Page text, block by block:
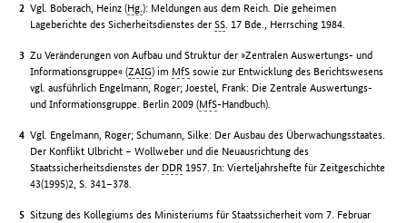
Vgl. Boberach, Heinz (Hg.): Meldungen aus dem Reich. Die geheimen
Lageberichte des Sicherheitsdienstes derSS. 17 Bde., Herrsching 1984.
Zu Veränderungen von Aufbau und Struktur der »Zentralen Auswertungs- und
Informationsgruppe« (ZAIG) im MfS sowie zur Entwicklung des Berichtswesens
vgl. ausführlich Engelmann, Roger; Joestel, Frank: Die Zentrale Auswertungs-
und Informationsgruppe. Berlin 2009 (MfS-Handbuch).
Vgl. Engelmann, Roger; Schumann, Silke: Der Ausbau des Überwachungsstaates.
Der Konflikt Ulbricht – Wollweber und die Neuausrichtung des
Staatssicherheitsdienstes der DDR 1957. In: Vierteljahrshefte für Zeitgeschichte
43(1995)2, S. 341–378.
Sitzung des Kollegiums des Ministeriums für Staatssicherheit vom 7. Februar